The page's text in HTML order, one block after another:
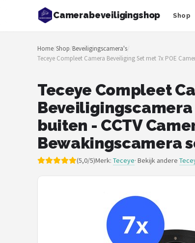
Camerabeveiligingshop Shop
Zoeken
NAVIGATIE
Merken
Beveiligingscamera's
Camera Deurbellen
Home/Shop/Beveiligingscamera's/
Teceye Compleet Camera Beveiliging Set met 7x POE
Teceye Compleet
buiten - CCTV
Bewakingscamera
(5,0/5)Merk: Teceye· Bekijk andere